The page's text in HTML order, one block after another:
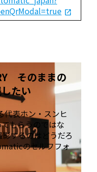
そのままの
たい
代表ホン・スンヒ
もらうのではな
するのはどうだろ
のセルフフォ